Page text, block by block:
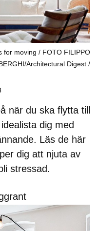
for moving / FOTO FILIPPO
Architectural Digest
när du ska flytta till
dig med
Läs de här
dig att njuta av
stressad.